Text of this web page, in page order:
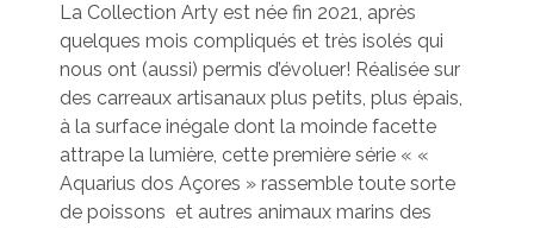
La Collection Arty est née fin 2021, après
quelques mois compliqués et très isolés qui
nous ont (aussi) permis d’évoluer! Réalisée sur
des carreaux artisanaux plus petits, plus épais,
à la surface inégale dont la moinde facette
attrape la lumière, cette première série « «
Aquarius dos Açores » rassemble toute sorte
de poissons et autres animaux marins des